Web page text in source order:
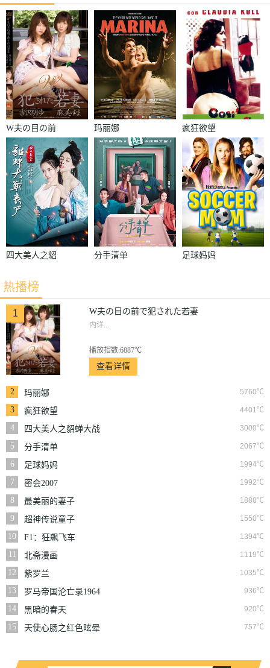
W夫の目の前
で犯された若
妻
玛丽娜 疯狂欲望
四大美人之貂
分手清单 足球妈妈
热播榜
1 W夫の目の前で犯された若妻
内详...
播放指数:6887℃
查看详情
2 5760℃
玛丽娜
3
4401℃
疯狂欲望
4
3000℃
四大美人之貂蝉大战
丧尸
5 2067℃
分手清单
6
1994℃
足球妈妈
7
1992℃
密会2007
8
1888℃
最美丽的妻子
9
1550℃
超神传说童子
10
1394℃
F1：狂飙飞车
11
1119℃
北斋漫画
12
1035℃
紫罗兰
13
936℃
罗马帝国沦亡录1964
14
920℃
黑暗的春天
15
757℃
天使心肠之红色眩晕